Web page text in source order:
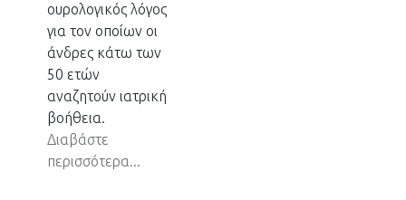
ουρολογικός λόγος
για τον οποίων οι
άνδρες κάτω των
50 ετών
αναζητούν ιατρική
βοήθεια.
Διαβάστε
περισσότερα...